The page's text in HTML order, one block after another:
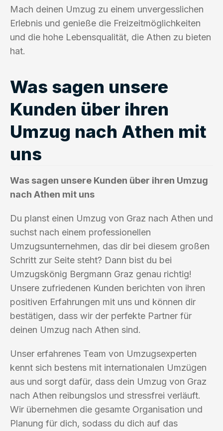
Mach deinen Umzug zu einem unvergesslichen
Erlebnis und genieße die Freizeitmöglichkeiten
und die hohe Lebensqualität, die Athen zu bieten
hat.
Was sagen unsere
Kunden über ihren
Umzug nach Athen mit
uns
Was sagen unsere Kunden über ihren Umzug
nach Athen mit uns
Du planst einen Umzug von Graz nach Athen und
suchst nach einem professionellen
Umzugsunternehmen, das dir bei diesem großen
Schritt zur Seite steht? Dann bist du bei
Umzugskönig Bergmann Graz genau richtig!
Unsere zufriedenen Kunden berichten von ihren
positiven Erfahrungen mit uns und können dir
bestätigen, dass wir der perfekte Partner für
deinen Umzug nach Athen sind.
Unser erfahrenes Team von Umzugsexperten
kennt sich bestens mit internationalen Umzügen
aus und sorgt dafür, dass dein Umzug von Graz
nach Athen reibungslos und stressfrei verläuft.
Wir übernehmen die gesamte Organisation und
Planung für dich, sodass du dich auf das